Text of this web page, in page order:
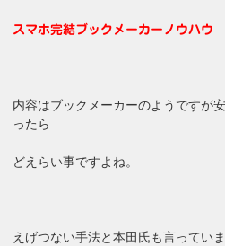
スマホ完結ブックメーカーノウハウ
内容はブックメーカーのようですが
ったら
どえらい事ですよね。
えげつない手法と本田氏も言っていま